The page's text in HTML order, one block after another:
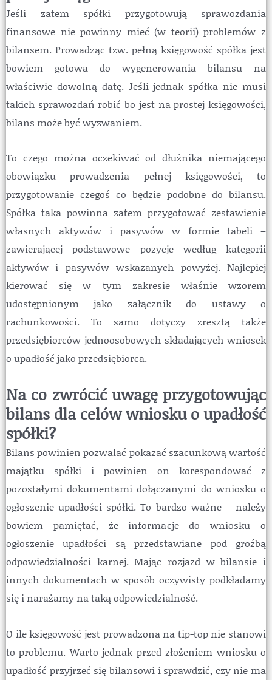
Jeśli zatem spółki przygotowują sprawozdania
finansowe nie powinny mieć (w teorii) problemów z
bilansem. Prowadząc tzw. pełną księgowość spółka jest
bowiem gotowa do wygenerowania bilansu na
właściwie dowolną datę. Jeśli jednak spółka nie musi
takich sprawozdań robić bo jest na prostej księgowości,
bilans może być wyzwaniem.
To czego można oczekiwać od dłużnika niemającego
obowiązku prowadzenia pełnej księgowości, to
przygotowanie czegoś co będzie podobne do bilansu.
Spółka taka powinna zatem przygotować zestawienie
własnych aktywów i pasywów w formie tabeli –
zawierającej podstawowe pozycje według kategorii
aktywów i pasywów wskazanych powyżej. Najlepiej
kierować się w tym zakresie właśnie wzorem
udostępnionym jako załącznik do ustawy o
rachunkowości. To samo dotyczy zresztą także
przedsiębiorców jednoosobowych składających wniosek
o upadłość jako przedsiębiorca.
Na co zwrócić uwagę przygotowując
bilans dla celów wniosku o upadłość
spółki?
Bilans powinien pozwalać pokazać szacunkową wartość
majątku spółki i powinien on korespondować z
pozostałymi dokumentami dołączanymi do wniosku o
ogłoszenie upadłości spółki. To bardzo ważne – należy
bowiem pamiętać, że informacje do wniosku o
ogłoszenie upadłości są przedstawiane pod groźbą
odpowiedzialności karnej. Mając rozjazd w bilansie i
innych dokumentach w sposób oczywisty podkładamy
się i narażamy na taką odpowiedzialność.
O ile księgowość jest prowadzona na tip-top nie stanowi
to problemu. Warto jednak przed złożeniem wniosku o
upadłość przyjrzeć się bilansowi i sprawdzić, czy nie ma